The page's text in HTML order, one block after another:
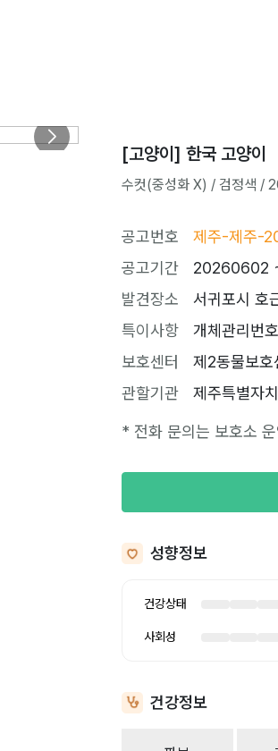
[고양이] 한국 고양이
수컷(중성화 X) / 검정색 /
공고번호
제주-제주-
공고기간
20260602
발견장소
서귀포시 호
특이사항
개체관리번
보호센터
제2동물보
관할기관
제주특별자
* 전화 문의는 보호소
성향정보
건강상태
사회성
건강정보